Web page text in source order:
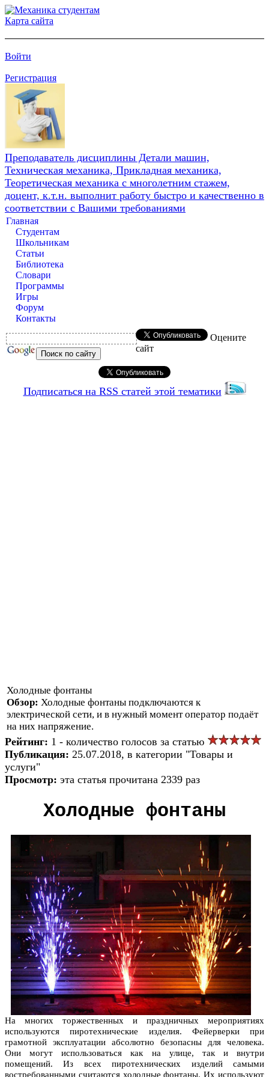
Карта сайта
Войти
Регистрация
Преподаватель дисциплины Детали машин,
Техническая механика, Прикладная механика,
Теоретическая механика с многолетним стажем,
доцент, к.т.н. выполнит работу быстро и качественно в
соответствии с Вашими требованиями
Главная
Студентам
Школьникам
Статьи
Библиотека
Словари
Программы
Игры
Форум
Контакты
Оцените
сайт
Подписаться на RSS статей этой тематики
Холодные фонтаны
Обзор: Холодные фонтаны подключаются к
электрической сети, и в нужный момент оператор подаёт
на них напряжение.
Рейтинг: 1 - количество голосов за статью
Публикация: 25.07.2018, в категории "Товары и
услуги"
Просмотр: эта статья прочитана 2339 раз
Холодные фонтаны
На многих торжественных и праздничных мероприятиях
используются пиротехнические изделия. Фейерверки при
грамотной эксплуатации абсолютно безопасны для человека.
Они могут использоваться как на улице, так и внутри
помещений. Из всех пиротехнических изделий самыми
востребованными считаются холодные фонтаны. Их используют